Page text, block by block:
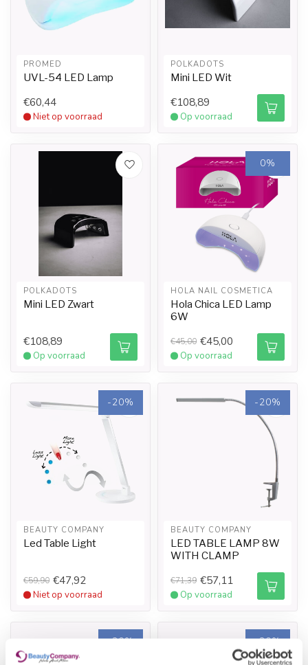
PROMED
UVL-54 LED Lamp
€60,44
Niet op voorraad
POLKADOTS
Mini LED Wit
€108,89
Op voorraad
POLKADOTS
Mini LED Zwart
€108,89
Op voorraad
0%
HOLA NAIL COSMETICA
Hola Chica LED Lamp
6W
€45,00 €45,00
Op voorraad
-20%
BEAUTY COMPANY
Led Table Light
€59,90 €47,92
Niet op voorraad
-20%
BEAUTY COMPANY
LED TABLE LAMP 8W
WITH CLAMP
€71,39 €57,11
Op voorraad
-20% -20%